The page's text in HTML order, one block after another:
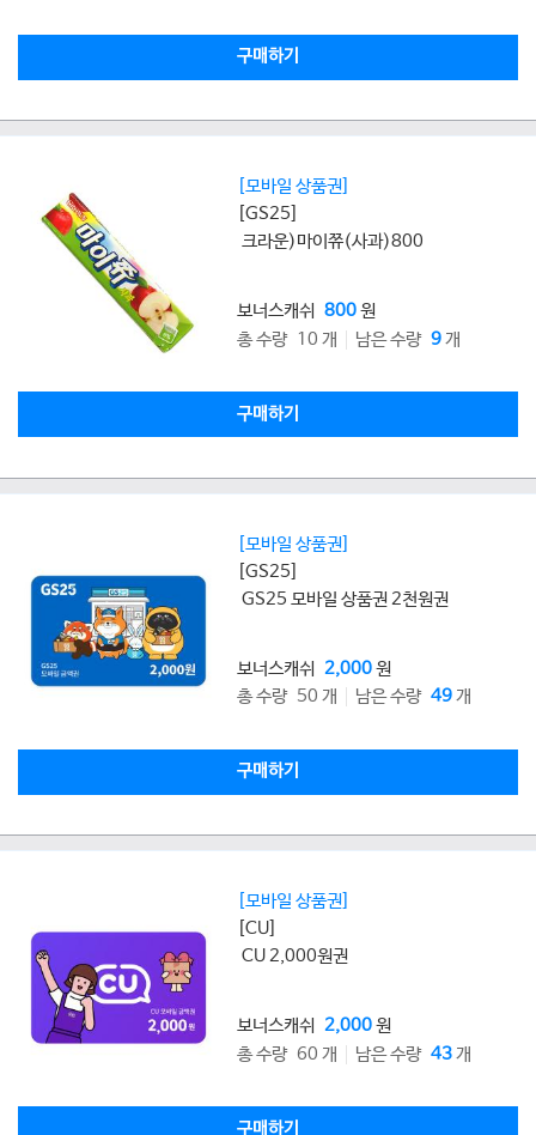
구매하기
[모바일 상품권]
[GS25]
크라운)마이쮸(사과)800
보너스캐쉬 800원
총 수량 10 개
남은 수량 9개
구매하기
[모바일 상품권]
[GS25]
GS25 모바일 상품권 2천원권
보너스캐쉬 2,000원
총 수량 50 개
남은 수량 49개
구매하기
[모바일 상품권]
[CU]
CU 2,000원권
보너스캐쉬 2,000원
총 수량 60 개
남은 수량 43개
구매하기